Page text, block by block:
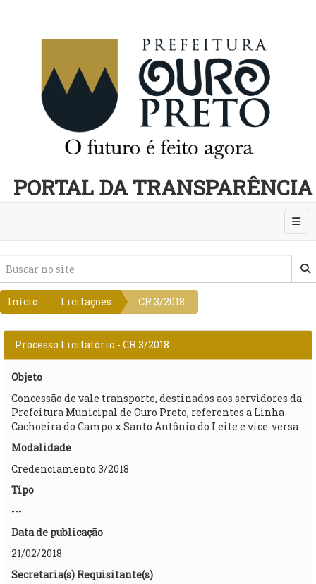
PORTAL DA TRANSPARÊNCIA
Início Licitações CR 3/2018
Processo Licitatório - CR 3/2018
Objeto
Concessão de vale transporte, destinados aos servidores da
Prefeitura Municipal de Ouro Preto, referentes a Linha
Cachoeira do Campo x Santo Antônio do Leite e vice-versa​
Modalidade
Credenciamento 3/2018
Tipo
---
Data de publicação
21/02/2018
Secretaria(s) Requisitante(s)